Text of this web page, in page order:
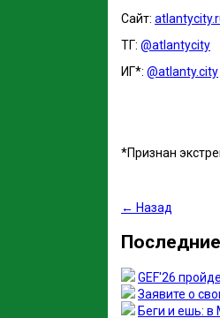
Сайт:
ТГ: @atlantycity
ИГ*: @atlanty.city
*Признан
← Назад
GEF'26
Заявите о
Беги и ешь: в